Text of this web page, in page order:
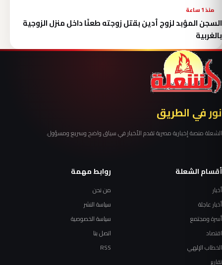
منذ 1 ساعة
السجن المؤبد لزوج أدين بقتل زوجته طعنًا داخل منزل الزوجية
بالغربية
نور في الطريق
الشعلة منصة إخبارية مصرية تقدم الأخبار في سياق واضح وسريع ومسؤول.
أقسام الشعلة
أخبار
أخبار عاجلة
أسرة ومجتمع
اقتصاد
الخطاب الإلهي
تقارير
روابط مهمة
من نحن
سياسة النشر
سياسة الخصوصية
اتصل بنا
RSS